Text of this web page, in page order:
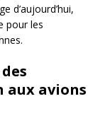
d’aujourd’hui,
pour les
aux avions